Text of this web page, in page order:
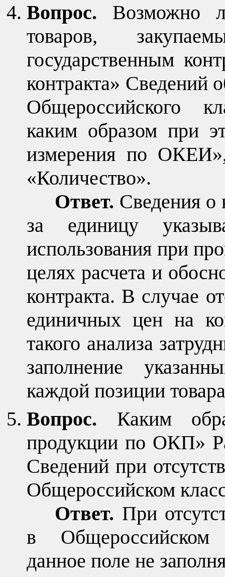
Вопрос. Возможно
товаров,
государственным
контракта» Сведений
Общероссийского
каким образом при
измерения по
«Количество».
Ответ. Сведения о
за единицу
использования при
целях расчета и
контракта. В случае
единичных цен на
такого анализа
заполнение
каждой позиции
Вопрос. Каким
продукции по ОКП»
Сведений при
Общероссийском
Ответ. При
в Общероссийском
данное поле не